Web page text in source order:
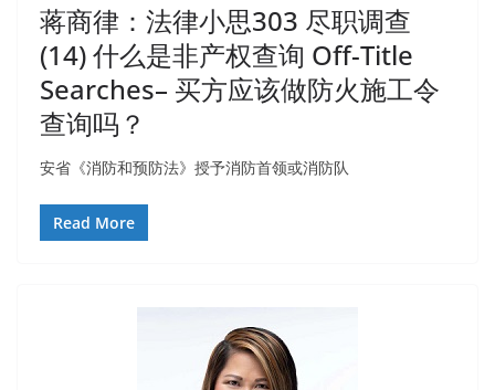
蒋商律：法律小思303 尽职调查
(14) 什么是非产权查询 Off-Title
Searches– 买方应该做防火施工令
查询吗？
安省《消防和预防法》授予消防首领或消防队
Read More